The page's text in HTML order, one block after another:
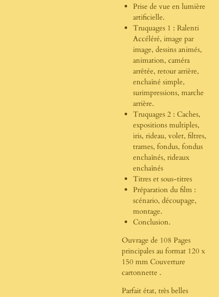
Prise de vue en lumière
artificielle.
Truquages 1 : Ralenti
Accéléré, image par
image, dessins animés,
animation, caméra
arrêtée, retour arrière,
enchaîné simple,
surimpressions, marche
arrière.
Truquages 2 : Caches,
expositions multiples,
iris, rideau, volet, filtres,
trames, fondus, fondus
enchaînés, rideaux
enchaînés
Titres et sous-titres
Préparation du film :
scénario, découpage,
montage.
Conclusion.
Ouvrage de 108 Pages
principales au format 120 x
150 mm Couverture
cartonnette .
Parfait état, très belles